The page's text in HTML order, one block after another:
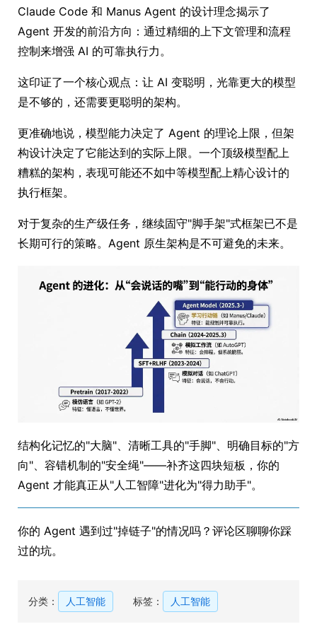
Claude Code 和 Manus Agent 的设计理念揭示了
Agent 开发的前沿方向：通过精细的上下文管理和流程
控制来增强 AI 的可靠执行力。
这印证了一个核心观点：让 AI 变聪明，光靠更大的模型
是不够的，还需要更聪明的架构。
更准确地说，模型能力决定了 Agent 的理论上限，但架
构设计决定了它能达到的实际上限。一个顶级模型配上
糟糕的架构，表现可能还不如中等模型配上精心设计的
执行框架。
对于复杂的生产级任务，继续固守"脚手架"式框架已不是
长期可行的策略。Agent 原生架构是不可避免的未来。
结构化记忆的"大脑"、清晰工具的"手脚"、明确目标的"方
向"、容错机制的"安全绳"——补齐这四块短板，你的
Agent 才能真正从"人工智障"进化为"得力助手"。
你的 Agent 遇到过"掉链子"的情况吗？评论区聊聊你踩
过的坑。
分类： 人工智能 标签： 人工智能